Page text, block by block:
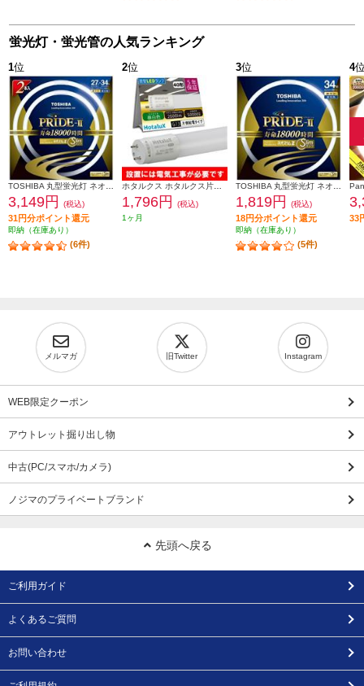
蛍光灯・蛍光管の人気ランキング
1位
3,149円 (税込)
31円分ポイント還元
即納（在庫あり）
(6件)
2位
1,796円
(税込)
1ヶ月
3位
1,819円 (税込)
18円分ポイント還元
即納（在庫あり）
(5件)
4
33
メルマガ 旧Twitter Instagram
WEB限定クーポン
アウトレット掘り出し物
中古(PC/スマホ/カメラ)
ノジマのプライベートブランド
先頭へ戻る
ご利用ガイド
よくあるご質問
お問い合わせ